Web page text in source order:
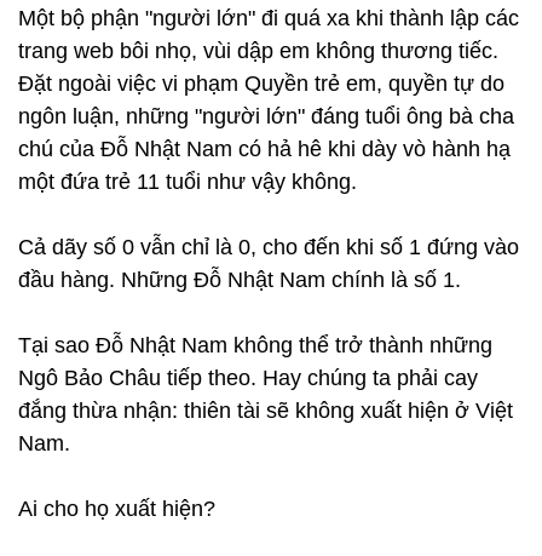
Một bộ phận "người lớn" đi quá xa khi thành lập các
trang web bôi nhọ, vùi dập em không thương tiếc.
Đặt ngoài việc vi phạm Quyền trẻ em, quyền tự do
ngôn luận, những "người lớn" đáng tuổi ông bà cha
chú của Đỗ Nhật Nam có hả hê khi dày vò hành hạ
một đứa trẻ 11 tuổi như vậy không.
Cả dãy số 0 vẫn chỉ là 0, cho đến khi số 1 đứng vào
đầu hàng. Những Đỗ Nhật Nam chính là số 1.
Tại sao Đỗ Nhật Nam không thể trở thành những
Ngô Bảo Châu tiếp theo. Hay chúng ta phải cay
đắng thừa nhận: thiên tài sẽ không xuất hiện ở Việt
Nam.
Ai cho họ xuất hiện?